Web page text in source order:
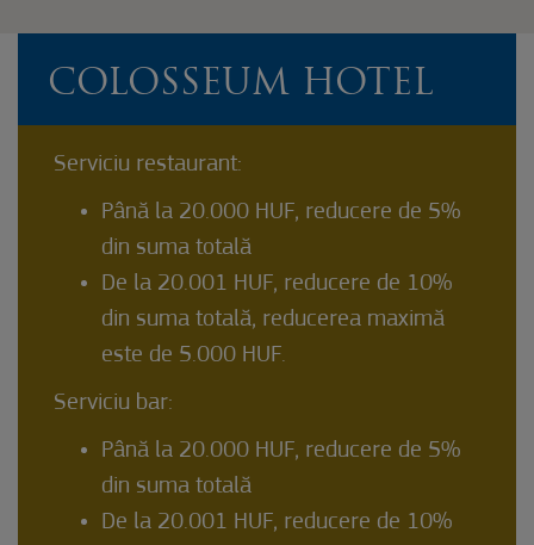
COLOSSEUM HOTEL
Serviciu restaurant:
Până la 20.000 HUF, reducere de 5%
din suma totală
De la 20.001 HUF, reducere de 10%
din suma totală, reducerea maximă
este de 5.000 HUF.
Serviciu bar:
Până la 20.000 HUF, reducere de 5%
din suma totală
De la 20.001 HUF, reducere de 10%